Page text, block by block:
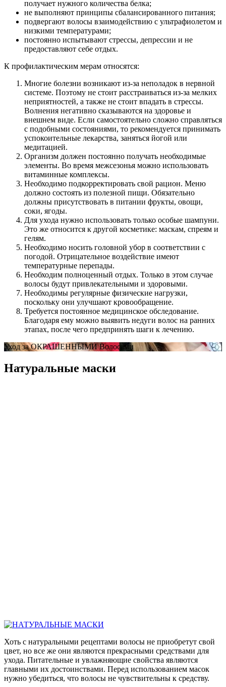
получает нужного количества белка;
не выполняют принципы сбалансированного питания;
подвергают волосы взаимодействию с ультрафиолетом и
низкими температурами;
постоянно испытывают стрессы, депрессии и не
предоставляют себе отдых.
К профилактическим мерам относятся:
Многие болезни возникают из-за неполадок в нервной
системе. Поэтому не стоит расстраиваться из-за мелких
неприятностей, а также не стоит впадать в стрессы.
Волнения негативно сказываются на здоровье и
внешнем виде. Если самостоятельно сложно справляться
с подобными состояниями, то рекомендуется принимать
успокоительные лекарства, заняться йогой или
медитацией.
Организм должен постоянно получать необходимые
элементы. Во время межсезонья можно использовать
витаминные комплексы.
Необходимо подкорректировать свой рацион. Меню
должно состоять из полезной пищи. Обязательно
должны присутствовать в питании фрукты, овощи,
соки, ягоды.
Для ухода нужно использовать только особые шампуни.
Это же относится к другой косметике: маскам, спреям и
гелям.
Необходимо носить головной убор в соответствии с
погодой. Отрицательное воздействие имеют
температурные перепады.
Необходим полноценный отдых. Только в этом случае
волосы будут привлекательными и здоровыми.
Необходимы регулярные физические нагрузки,
поскольку они улучшают кровообращение.
Требуется постоянное медицинское обследование.
Благодаря ему можно выявить недуги волос на ранних
этапах, после чего предпринять шаги к лечению.
Уход за ОКРАШЕННЫМИ Волосами
Натуральные маски
Хоть с натуральными рецептами волосы не приобретут свой
цвет, но все же они являются прекрасными средствами для
ухода. Питательные и увлажняющие свойства являются
главными их достоинствами. Перед использованием масок
нужно убедиться, что волосы не чувствительны к средству.